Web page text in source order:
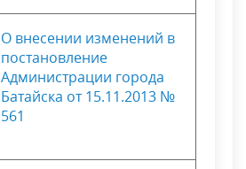
О внесении изменений в
постановление
Администрации города
Батайска от 15.11.2013 №
561